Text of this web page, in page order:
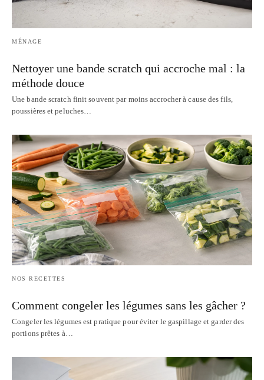
MÉNAGE
Nettoyer une bande scratch qui accroche mal : la
méthode douce
Une bande scratch finit souvent par moins accrocher à cause des fils,
poussières et peluches…
NOS RECETTES
Comment congeler les légumes sans les gâcher ?
Congeler les légumes est pratique pour éviter le gaspillage et garder des
portions prêtes à…